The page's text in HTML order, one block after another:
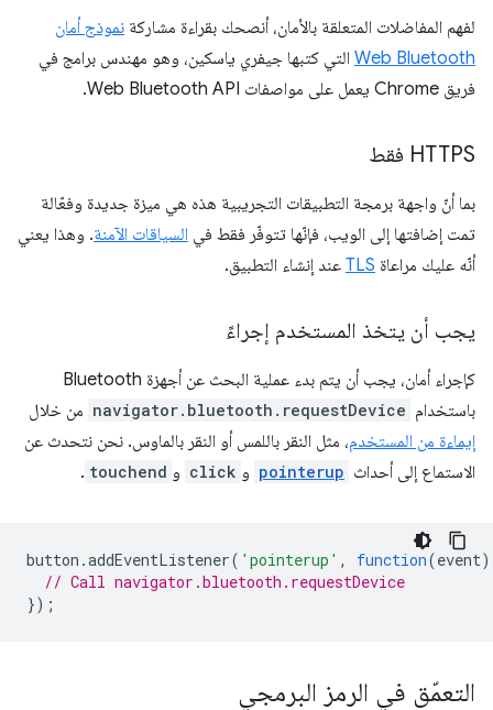
لفهم المفاضلات المتعلقة بالأمان، أنصحك بقراءة مشاركة نموذج أمان
Web Bluetooth التي كتبها جيفري ياسكين، وهو مهندس برامج في
فريق Chrome يعمل على مواصفات Web Bluetooth API.
‫HTTPS فقط
بما أنّ واجهة برمجة التطبيقات التجريبية هذه هي ميزة جديدة وفعّالة
تمت إضافتها إلى الويب، فإنّها تتوفّر فقط في السياقات الآمنة. وهذا يعني
أنّه عليك مراعاة TLS عند إنشاء التطبيق.
يجب أن يتخذ المستخدم إجراءً
كإجراء أمان، يجب أن يتم بدء عملية البحث عن أجهزة Bluetooth
باستخدام navigator.bluetooth.requestDevice من خلال
إيماءة من المستخدم، مثل النقر باللمس أو النقر بالماوس. نحن نتحدث عن
الاستماع إلى أحداث pointerup و click و touchend
.
button .addEventListener( 'pointerup' , function(event)
// Call navigator.bluetooth.requestDevice
});
التعمّق في الرمز البرمجي